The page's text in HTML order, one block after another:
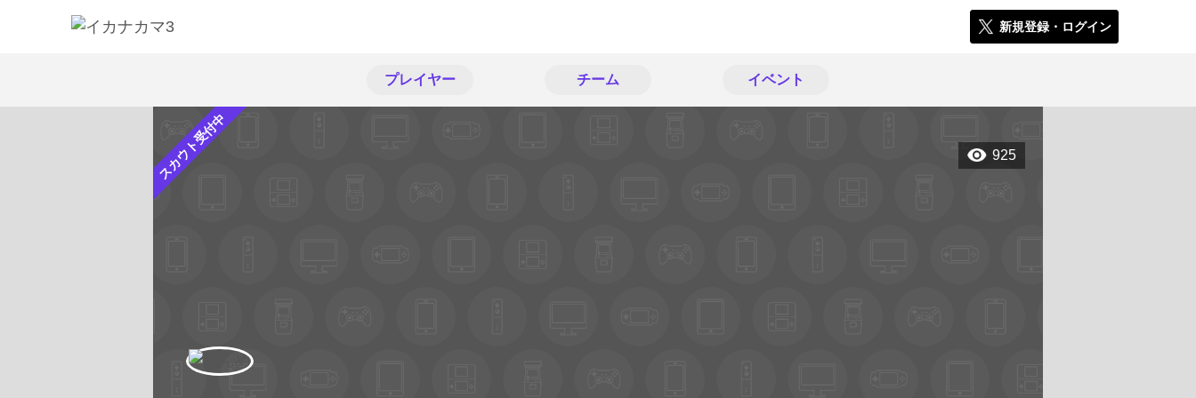
新規登録・ログイン
プレイヤー チーム イベント
スカウト受付中 925